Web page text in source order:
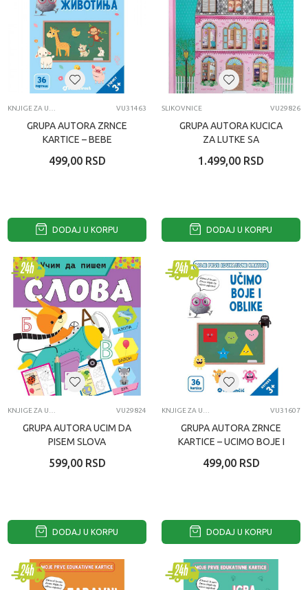
VU31463
GRUPA AUTORA ZRNCE
KARTICE – BEBE
499,00 RSD
DODAJ U KORPU
SLIKOVNICE VU29826
GRUPA AUTORA KUCICA
ZA LUTKE SA
1.499,00 RSD
DODAJ U KORPU
VU29824
GRUPA AUTORA UCIM DA
PISEM SLOVA
599,00 RSD
DODAJ U KORPU
VU31607
GRUPA AUTORA ZRNCE
KARTICE – UCIMO BOJE I
499,00 RSD
DODAJ U KORPU